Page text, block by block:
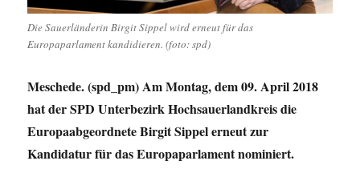
Die Sauerländerin Birgit Sippel wird erneut für das
Europaparlament kandidieren. (foto: spd)
Meschede. (spd_pm) Am Montag, dem 09. April 2018
hat der SPD Unterbezirk Hochsauerlandkreis die
Europaabgeordnete Birgit Sippel erneut zur
Kandidatur für das Europaparlament nominiert.